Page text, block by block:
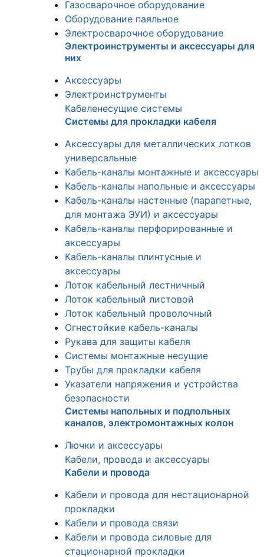
Газосварочное оборудование
Оборудование паяльное
Электросварочное оборудование
Электроинструменты и аксессуары для
них
Аксессуары
Электроинструменты
Кабеленесущие системы
Системы для прокладки кабеля
Аксессуары для металлических лотков
универсальные
Кабель-каналы монтажные и аксессуары
Кабель-каналы напольные и аксессуары
Кабель-каналы настенные (парапетные,
для монтажа ЭУИ) и аксессуары
Кабель-каналы перфорированные и
аксессуары
Кабель-каналы плинтусные и
аксессуары
Лоток кабельный лестничный
Лоток кабельный листовой
Лоток кабельный проволочный
Огнестойкие кабель-каналы
Рукава для защиты кабеля
Системы монтажные несущие
Трубы для прокладки кабеля
Указатели напряжения и устройства
безопасности
Системы напольных и подпольных
каналов, электромонтажных колон
Лючки и аксессуары
Кабели, провода и аксессуары
Кабели и провода
Кабели и провода для нестационарной
прокладки
Кабели и провода связи
Кабели и провода силовые для
стационарной прокладки